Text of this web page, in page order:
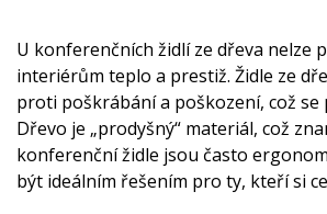
U konferenčních židlí ze dřeva nelze
interiérům teplo a prestiž. Židle ze
proti poškrábání a poškození, což
Dřevo je „prodyšný“ materiál, což
konferenční židle jsou často
být ideálním řešením pro ty, kteří si